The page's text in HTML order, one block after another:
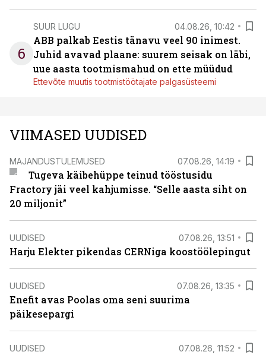
6
SUUR LUGU 04.08.26, 10:42
ABB palkab Eestis tänavu veel 90 inimest.
Juhid avavad plaane: suurem seisak on läbi,
uue aasta tootmismahud on ette müüdud
Ettevõte muutis tootmistöötajate palgasüsteemi
VIIMASED UUDISED
MAJANDUSTULEMUSED 07.08.26, 14:19
Tugeva käibehüppe teinud tööstusidu
Fractory jäi veel kahjumisse. “Selle aasta siht on
20 miljonit”
UUDISED 07.08.26, 13:51
Harju Elekter pikendas CERNiga koostöölepingut
UUDISED 07.08.26, 13:35
Enefit avas Poolas oma seni suurima
päikesepargi
UUDISED 07.08.26, 11:52